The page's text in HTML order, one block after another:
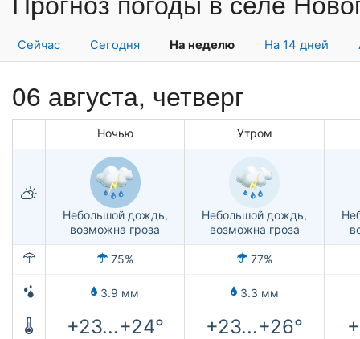
Сейчас Сегодня На неделю На 14 дней
06 августа, четверг
Ночью Утром
Небольшой дождь,
возможна гроза
Небольшой дождь,
возможна гроза
75% 77%
3.9 мм 3.3 мм
+23...+24° +23...+26°